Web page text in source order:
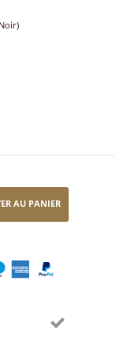
AU PANIER